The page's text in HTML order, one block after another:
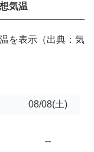
気温
を表示（出典：気
08/08(土)
--